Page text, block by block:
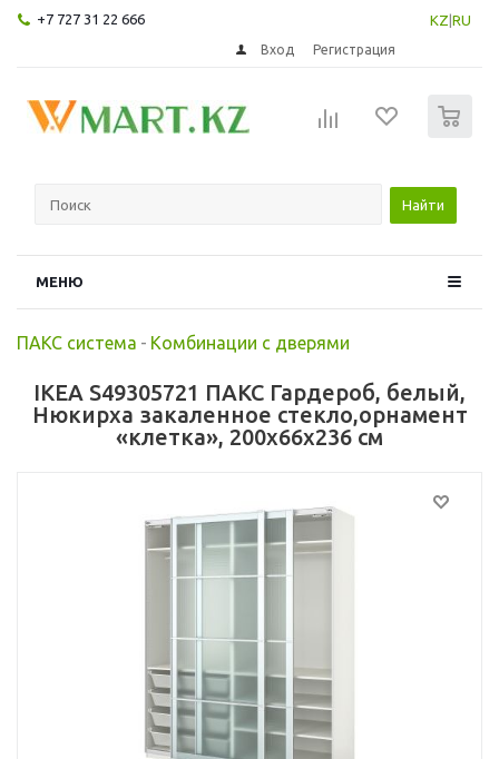
+7 727 31 22 666 KZ RU
Вход Регистрация
Найти
МЕНЮ
ПАКС система - Комбинации с дверями
IKEA S49305721 ПАКС Гардероб, белый,
Нюкирха закаленное стекло,орнамент
«клетка», 200x66x236 см